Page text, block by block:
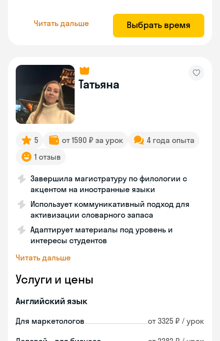
Читать дальше Выбрать время
Татьяна
5 от 1590 ₽ за урок
4 года опыта
1 отзыв
Завершила магистратуру по филологии с
акцентом на иностранные языки
Использует коммуникативный подход для
активизации словарного запаса
Адаптирует материалы под уровень и
интересы студентов
Читать дальше
Услуги и цены
Английский язык
Для маркетологов от 3325 ₽ / урок